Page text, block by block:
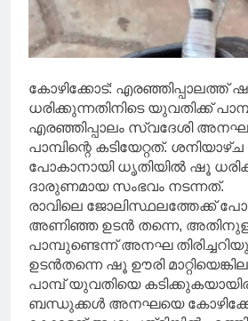
കോഴിക്കോട്: എരഞ്ഞിപ്പാലത്ത്
ധരിക്കുന്നതിനിടെ യുവതിക്ക്
എരഞ്ഞിപ്പാലം സ്വദേശി
പാമ്പിന്റെ കടിയേറ്റത്.
പോകാനായി ധൃതിയിൽ ഷൂ
ദാരുണമായ സംഭവം നടന്നത്.
രാവിലെ ജോലിസ്ഥലത്തേക്ക്
അണിഞ്ഞ ഉടൻ തന്നെ,
പാമ്പുണ്ടെന്ന് അനഘ
ഉടൻതന്നെ ഷൂ ഊരി
പാമ്പ് യുവതിയെ
ബന്ധുക്കൾ അനഘയെ